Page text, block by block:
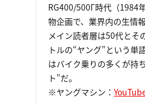
RG400/500Γ時代（1984
物企画で、業界内の生情
メイン読者層は50代とそ
トルの“ヤング”という単
はバイク乗りの多くが持
ト”だ。
※ヤングマシン：